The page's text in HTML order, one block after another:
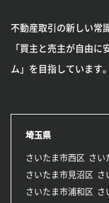
不動産取引の新しい常
「買主と売主が自由に
ム」を目指しています。
埼玉県
さいたま市西区 さい
さいたま市見沼区
さ
さいたま市浦和区
さ